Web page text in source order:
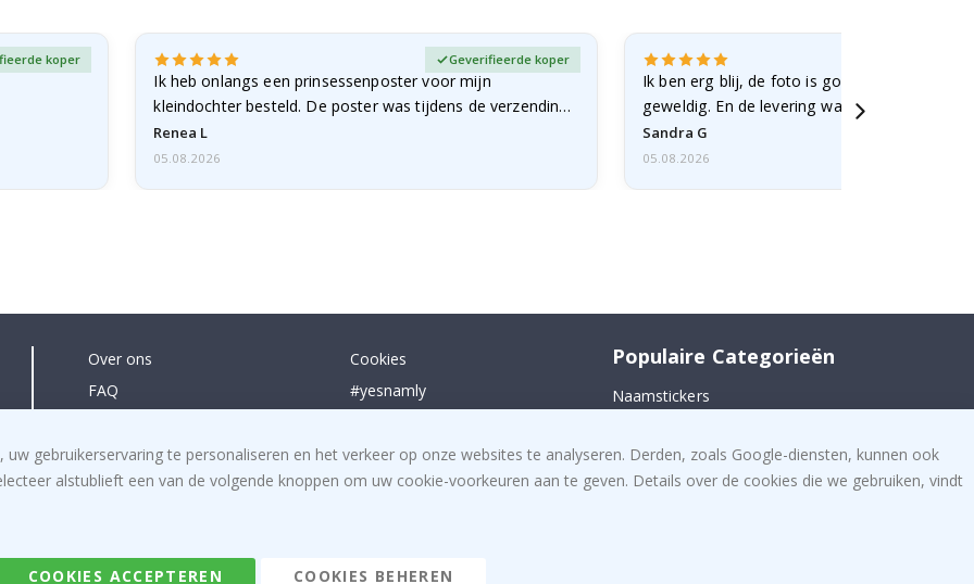
koper
Ik heb onlangs een prinsessenposter voor mijn
kleindochter besteld. De poster was tijdens de verzending
licht…
Renea L
Geverifieerde koper
05.08.2026
Ik ben erg blij, de foto is goed gelukt en de
geweldig. En de levering was snel.
Sandra G
05.08.2026
Over ons
FAQ
Recht om te annuleren
Algemene voorwaarden
Cookies
#yesnamly
Instructies
Inspiratie
Populaire Categorieën
Naamstickers
Tegelstickers
Posters
gebruikerservaring te personaliseren en het verkeer op onze websites te analyseren. Derden, zoals Google-diensten, kunnen ook
alstublieft een van de volgende knoppen om uw cookie-voorkeuren aan te geven. Details over de cookies die we gebruiken, vindt
COOKIES ACCEPTEREN COOKIES BEHEREN